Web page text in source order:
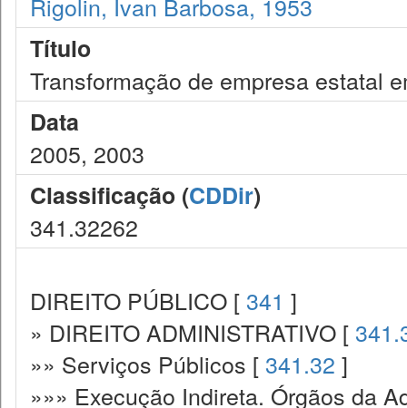
Título
Transformação de empresa estatal
Data
2005, 2003
Classificação (CDDir)
341.32262
DIREITO PÚBLICO [ 341 ]
» DIREITO ADMINISTRATIVO [
»» Serviços Públicos [ 341.32 ]
»»» Execução Indireta. Órgãos da